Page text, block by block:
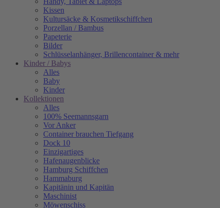
Kissen
Kultursäcke & Kosmetikschiffchen
Porzellan / Bambus
Papeterie
Bilder
Schlüsselanhänger, Brillencontainer & mehr
Kinder / Babys
Alles
Baby
Kinder
Kollektionen
Alles
100% Seemannsgarn
Vor Anker
Container brauchen Tiefgang
Dock 10
Einzigartiges
Hafenaugen­blicke
Hamburg Schiffchen
Hammaburg
Kapitänin und Kapitän
Maschinist
Möwenschiss